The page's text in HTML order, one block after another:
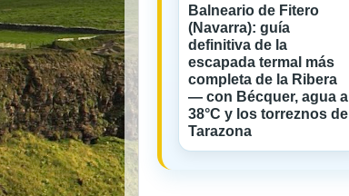
Balneario de Fitero
(Navarra): guía
definitiva de la
escapada termal más
completa de la Ribera
— con Bécquer, agua a
38°C y los torreznos de
Tarazona